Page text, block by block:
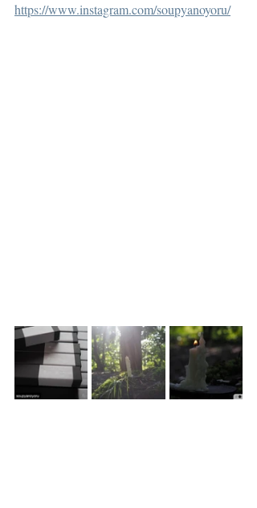
https://www.instagram.com/soupyanoyoru/